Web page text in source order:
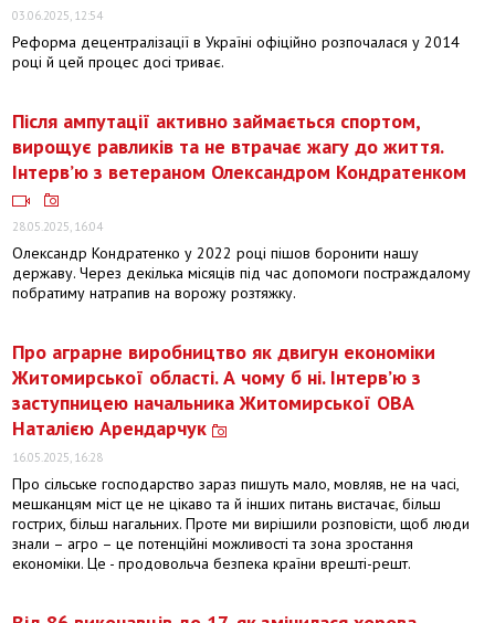
03.06.2025, 12:54
Реформа децентралізації в Україні офіційно розпочалася у 2014
році й цей процес досі триває.
Після ампутації активно займається спортом,
вирощує равликів та не втрачає жагу до життя.
Інтерв’ю з ветераном Олександром Кондратенком
28.05.2025, 16:04
Олександр Кондратенко у 2022 році пішов боронити нашу
державу. Через декілька місяців під час допомоги постраждалому
побратиму натрапив на ворожу розтяжку.
Про аграрне виробництво як двигун економіки
Житомирської області. А чому б ні. Інтерв’ю з
заступницею начальника Житомирської ОВА
Наталією Арендарчук
16.05.2025, 16:28
Про сільське господарство зараз пишуть мало, мовляв, не на часі,
мешканцям міст це не цікаво та й інших питань вистачає, більш
гострих, більш нагальних. Проте ми вирішили розповісти, щоб люди
знали – агро – це потенційні можливості та зона зростання
економіки. Це - продовольча безпека країни врешті-решт.